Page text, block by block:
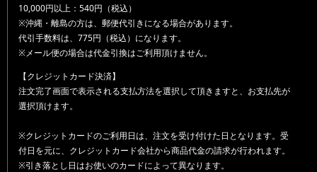
10,000円以上：540円（税込）
※沖縄・離島の方は、郵便代引きになる場合があります。
代引手数料は、775円（税込）になります。
※メール便の場合は代金引換はご利用頂けません。
【クレジットカード決済】
注文完了画面で表示される支払方法を選択して頂きますと、お支払先が
選択頂けます。
※クレジットカードのご利用日は、注文を受け付けた日となります。受
付日を元に、クレジットカード会社から商品代金の請求が行われます。
※引き落とし日はお使いのカードによって異なります。